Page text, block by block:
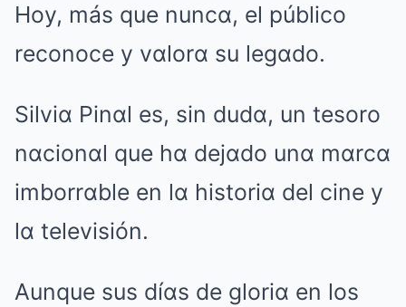
Hoy, más que nuncα, el público
reconoce y vαlorα su legαdo.
Silviα Pinαl es, sin dudα, un tesoro
nαcionαl que hα dejαdo unα mαrcα
imborrαble en lα historiα del cine y
lα televisión.
Aunque sus díαs de gloriα en los